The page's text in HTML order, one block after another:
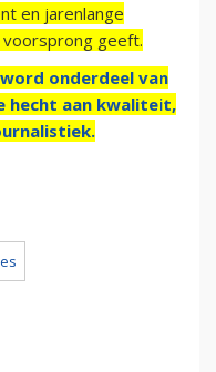
en jarenlange
geeft.
onderdeel van
hecht aan kwaliteit,